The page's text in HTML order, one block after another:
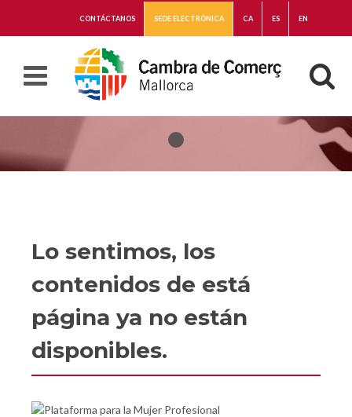
CONTÁCTANOS SEDE ELECTRÓNICA CA ES EN
Lo sentimos, los
contenidos de está
página ya no están
disponibles.